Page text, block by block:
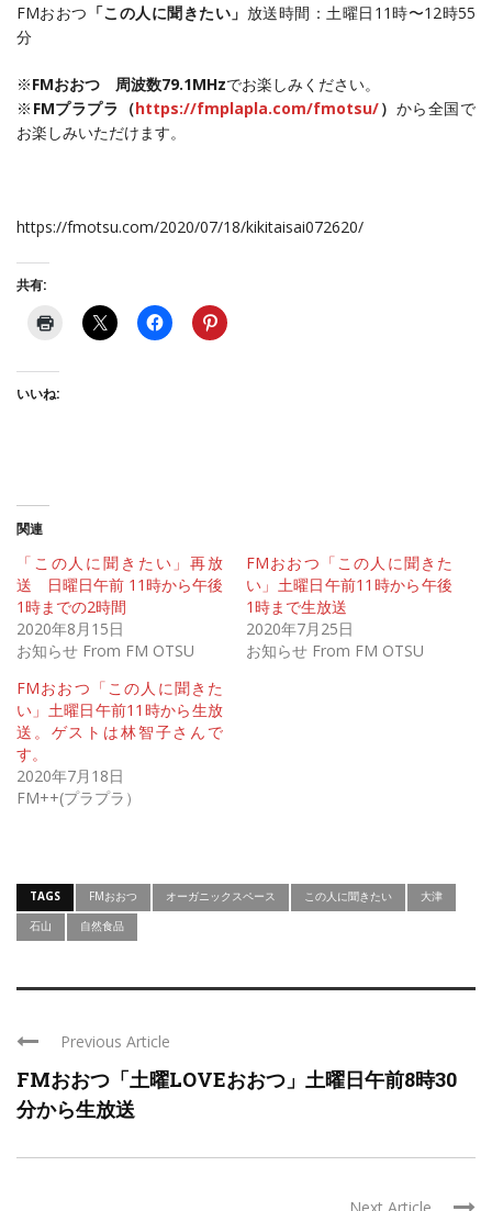
FMおおつ 「この人に聞きたい」 放送時間：土曜日11時〜12時55
分
※FMおおつ 周波数79.1MHzでお楽しみください。
※ FMプラプラ（https://fmplapla.com/fmotsu/） から全国で
お楽しみいただけます。
https://fmotsu.com/2020/07/18/kikitaisai072620/
共有:
いいね:
関連
「この人に聞きたい」再放
送 日曜日午前 11時から午後
1時までの2時間
2020年8月15日
お知らせ From FM OTSU
FMおおつ「この人に聞きた
い」土曜日午前11時から午後
1時まで生放送
2020年7月25日
お知らせ From FM OTSU
FMおおつ「この人に聞きた
い」土曜日午前11時から生放
送。ゲストは林智子さんで
す。
2020年7月18日
FM++(プラプラ）
TAGS FMおおつ オーガニックスペース この人に聞きたい
大津
石山
自然食品
Previous Article
FMおおつ「土曜LOVEおおつ」土曜日午前8時30
分から生放送